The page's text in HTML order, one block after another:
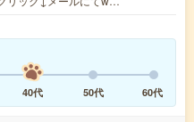
40代 50代 60代